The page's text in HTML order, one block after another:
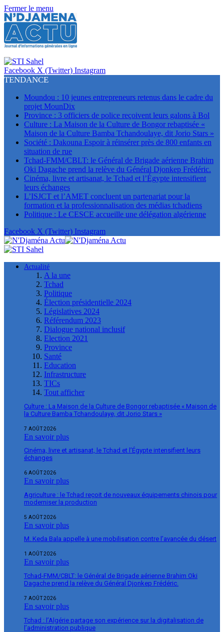
Fermer le menu
Facebook X (Twitter) Instagram
TENDANCE
Moundou : 10 jeunes entrepreneurs retenus dans le cadre du
projet MounDix
Province : 3 officiers de police reçoivent leurs galons à Bol
Culture : La Maison de la Culture de Bongor rebaptisée «
Maison de la Culture Bamba Tchandoulaye, dit Jorio Stars »
Société : Dakouna Espoir à réinsérer près de 800 enfants en
situation de rue
Tchad-FMM/CBLT: le Général de Brigade aérienne Brahim
Oki Dagache prend la relève du Général Djonkep Frédéric.
Cinéma, livre et artisanat, le Tchad et l’Égypte intensifient
leurs échanges
L’ISJCT et l’AMET concluent un partenariat pour la
formation et la professionnalisation des médias tchadiens
Politique : Le CESCE accueille une délégation algérienne
Facebook X (Twitter) Instagram
Actualité
A la une
Tchad
Politique
Élection présidentielle 2024
Législatives 2024
Référendum 2023
Dialogue national inclusif
Election 2021
Province
Santé
Education
Infrastructure
TICs
Tout afficher
Culture : La Maison de la Culture de Bongor rebaptisée « Maison de
la Culture Bamba Tchandoulaye, dit Jorio Stars »
7 AOÛT 2026
En savoir plus
Cinéma, livre et artisanat, le Tchad et l’Égypte intensifient leurs
échanges
6 AOÛT 2026
En savoir plus
Agriculture : le Tchad reçoit de nouveaux équipements chinois pour
moderniser la production
5 AOÛT 2026
En savoir plus
M. Keda Bala appelle à une mobilisation contre l’avancée du désert
1 AOÛT 2026
En savoir plus
Tchad-FMM/CBLT: le Général de Brigade aérienne Brahim Oki
Dagache prend la relève du Général Djonkep Frédéric.
7 AOÛT 2026
En savoir plus
Tchad : l’Algérie partage son expérience sur la digitalisation de
l’administration publique